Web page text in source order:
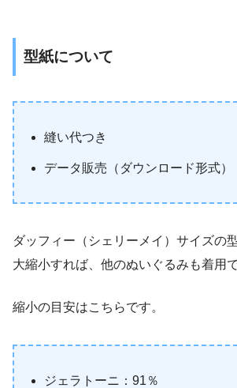
型紙について
縫い代つき
データ販売（ダウンロード形式）
ダッフィー（シェリーメイ）サイズの
大縮小すれば、他のぬいぐるみも着用
縮小の目安はこちらです。
ジェラトーニ：91％